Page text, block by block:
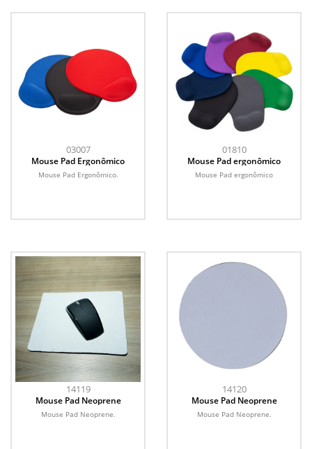
03007
Mouse Pad Ergonômico
Mouse Pad Ergonômico.
01810
Mouse Pad ergonômico
Mouse Pad ergonômico
14119
Mouse Pad Neoprene
Mouse Pad Neoprene.
14120
Mouse Pad Neoprene
Mouse Pad Neoprene.